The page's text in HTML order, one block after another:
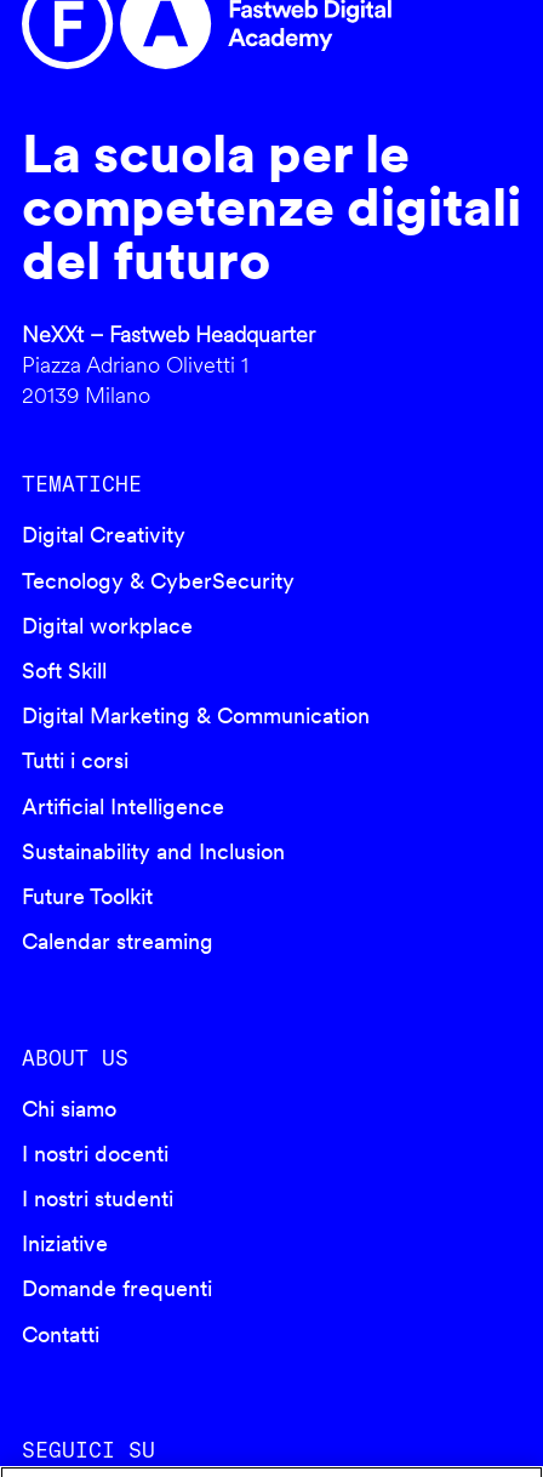
La scuola per le
competenze digitali
del futuro
NeXXt – Fastweb Headquarter
Piazza Adriano Olivetti 1
20139 Milano
TEMATICHE
Digital Creativity
Tecnology & CyberSecurity
Digital workplace
Soft Skill
Digital Marketing & Communication
Tutti i corsi
Artificial Intelligence
Sustainability and Inclusion
Future Toolkit
Calendar streaming
ABOUT US
Chi siamo
I nostri docenti
I nostri studenti
Iniziative
Domande frequenti
Contatti
SEGUICI SU